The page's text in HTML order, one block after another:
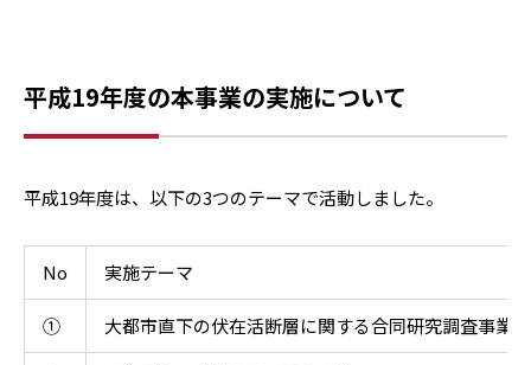
平成19年度の本事業の実施について
平成19年度は、以下の3つのテーマで活動しました。
No 実施テーマ
① 大都市直下の伏在活断層に関する合同研究調査事業